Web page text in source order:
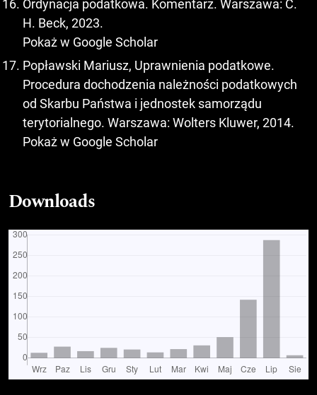
Ordynacja podatkowa. Komentarz. Warszawa: C.
H. Beck, 2023.
Pokaż w Google Scholar
Popławski Mariusz, Uprawnienia podatkowe.
Procedura dochodzenia należności podatkowych
od Skarbu Państwa i jednostek samorządu
terytorialnego. Warszawa: Wolters Kluwer, 2014.
Pokaż w Google Scholar
Downloads